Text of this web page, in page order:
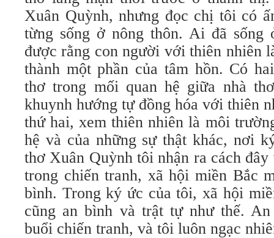
Xuân Quỳnh, nhưng đọc chị tôi có
từng sống ở nông thôn. Ai đã sống
được rằng con người với thiên nhiên
thành một phần của tâm hồn. Có
thơ trong mối quan hệ giữa nhà
khuynh hướng tự đồng hóa với thiên
thứ hai, xem thiên nhiên là môi
hệ và của những sự thật khác, nơi
thơ Xuân Quỳnh tôi nhận ra cách
trong chiến tranh, xã hội miền Bắc
bình. Trong ký ức của tôi, xã hội
cũng an bình và trật tự như thế.
buổi chiến tranh, và tôi luôn ngạc